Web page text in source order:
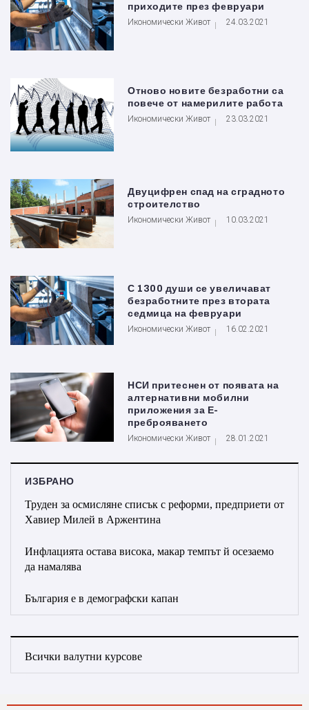
приходите през февруари
Икономически Живот 24.03.2021
Отново новите безработни са
повече от намерилите работа
Икономически Живот 23.03.2021
Двуцифрен спад на сградното
строителство
Икономически Живот 10.03.2021
С 1300 души се увеличават
безработните през втората
седмица на февруари
Икономически Живот 16.02.2021
НСИ притеснен от появата на
алтернативни мобилни
приложения за Е-
преброяването
Икономически Живот 28.01.2021
ИЗБРАНО
Труден за осмисляне списък с реформи, предприети от
Хавиер Милей в Аржентина
Инфлацията остава висока, макар темпът й осезаемо
да намалява
България е в демографски капан
Всички валутни курсове